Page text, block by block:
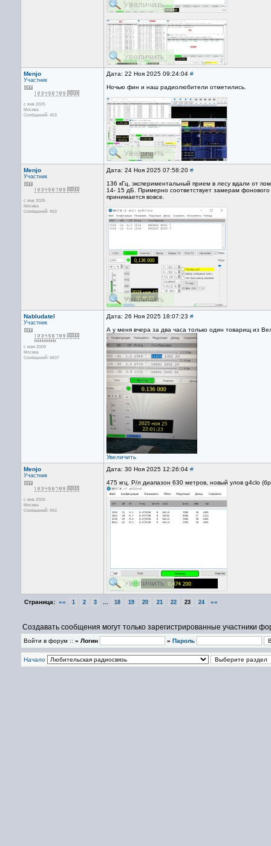
Menjo
Участник
с янв 2025
Москва
Сообщений: 453
Дата: 22 Ноя 2025 09:24:04 #
Ночью фин и наш радиолюбители отметились.
Menjo
Участник
с янв 2025
Москва
Сообщений: 453
Дата: 24 Ноя 2025 07:58:20 #
136 кГц, экспериментальный прием в лесу вдали от
14- 15 дБ. Примерно соответствует замерам
принимается вовсе.
Nabludatel
Участник
с мая 2009
Москва
Сообщений: 6837
Дата: 26 Ноя 2025 18:07:23 #
А у меня вчера за два часа только один товарищ из
Увеличить
Menjo
Участник
с янв 2025
Москва
Сообщений: 453
Дата: 30 Ноя 2025 12:26:04 #
475 кгц. Р/л диапазон 630 метров, новый улов g4clo
Страница: «« 1 2 3 18 19 20 21 22 23 24 »»
Создавать сообщения могут только зарегистрированные участники
Войти в форум :: » Логин » Пароль
Начало